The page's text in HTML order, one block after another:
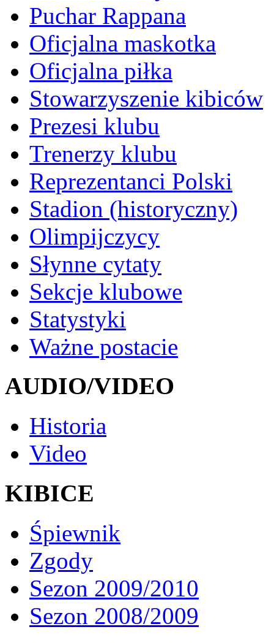
Puchar Rappana
Oficjalna maskotka
Oficjalna piłka
Stowarzyszenie kibiców
Prezesi klubu
Trenerzy klubu
Reprezentanci Polski
Stadion (historyczny)
Olimpijczycy
Słynne cytaty
Sekcje klubowe
Statystyki
Ważne postacie
AUDIO/VIDEO
Historia
Video
KIBICE
Śpiewnik
Zgody
Sezon 2009/2010
Sezon 2008/2009